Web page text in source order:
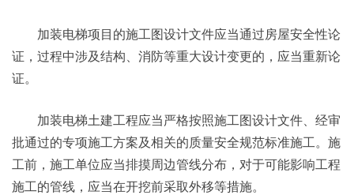
加装电梯项目的施工图设计文件应当通过房屋安全性论
证，过程中涉及结构、消防等重大设计变更的，应当重新论
证。
加装电梯土建工程应当严格按照施工图设计文件、经审
批通过的专项施工方案及相关的质量安全规范标准施工。施
工前，施工单位应当排摸周边管线分布，对于可能影响工程
施工的管线，应当在开挖前采取外移等措施。